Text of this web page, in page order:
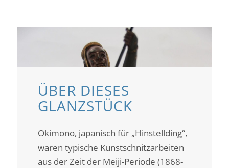
ÜBER DIESES
GLANZSTÜCK
Okimono, japanisch für „Hinstellding“,
waren typische Kunstschnitzarbeiten
aus der Zeit der Meiji-Periode (1868-